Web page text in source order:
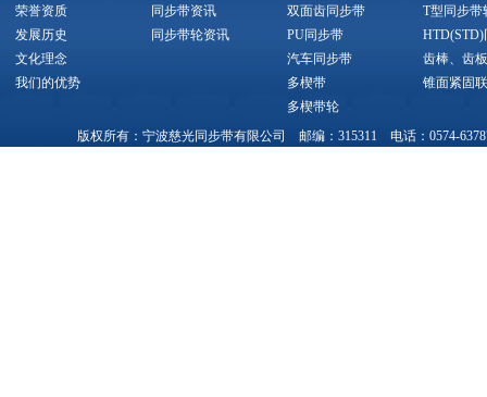
荣誉资质
发展历史
文化理念
我们的优势
同步带资讯
同步带轮资讯
双面齿同步带
PU同步带
汽车同步带
多楔带
多楔带轮
T型同步带
齿棒、齿板
锥面紧固
版权所有：宁波慈光同步带有限公司 邮编：315311 电话：0574-